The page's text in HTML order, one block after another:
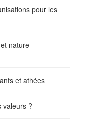
pour les
nature
et athées
valeurs ?